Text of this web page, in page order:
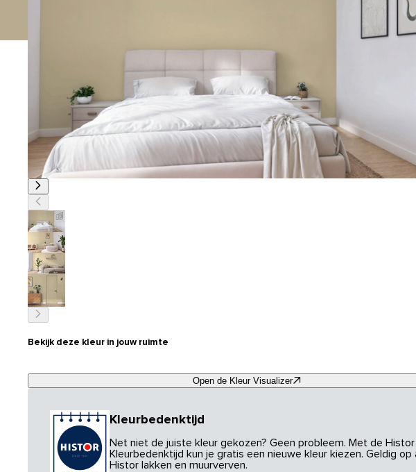
Bekijk deze kleur in jouw ruimte
Open de Kleur Visualizer
Kleurbedenktijd
Net niet de juiste kleur gekozen? Geen probleem. Met de Histor
Kleurbedenktijd kun je gratis een nieuwe kleur kiezen. Geldig op
Histor lakken en muurverven.